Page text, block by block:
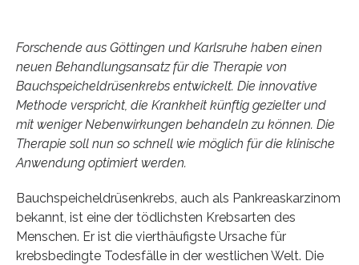
Forschende aus Göttingen und Karlsruhe haben einen
neuen Behandlungsansatz für die Therapie von
Bauchspeicheldrüsenkrebs entwickelt. Die innovative
Methode verspricht, die Krankheit künftig gezielter und
mit weniger Nebenwirkungen behandeln zu können. Die
Therapie soll nun so schnell wie möglich für die klinische
Anwendung optimiert werden.
Bauchspeicheldrüsenkrebs, auch als Pankreaskarzinom
bekannt, ist eine der tödlichsten Krebsarten des
Menschen. Er ist die vierthäufigste Ursache für
krebsbedingte Todesfälle in der westlichen Welt. Die